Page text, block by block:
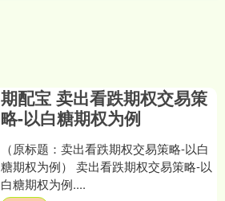
期配宝 卖出看跌期权交易策
略-以白糖期权为例
（原标题：卖出看跌期权交易策略-以白
糖期权为例） 卖出看跌期权交易策略-以
白糖期权为例....